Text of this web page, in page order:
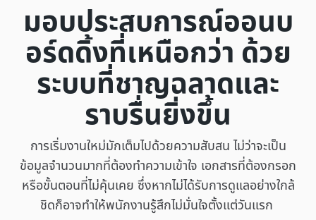
มอบประสบการณ์ออนบ
อร์ดดิ้งที่เหนือกว่า ด้วย
ระบบที่ชาญฉลาดและ
ราบรื่นยิ่งขึ้น
การเริ่มงานใหม่มักเต็มไปด้วยความสับสน ไม่ว่าจะเป็น
ข้อมูลจำนวนมากที่ต้องทำความเข้าใจ เอกสารที่ต้องกรอก
หรือขั้นตอนที่ไม่คุ้นเคย ซึ่งหากไม่ได้รับการดูแลอย่างใกล้
ชิดก็อาจทำให้พนักงานรู้สึกไม่มั่นใจตั้งแต่วันแรก